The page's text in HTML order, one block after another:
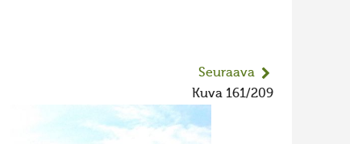
Seuraava
Kuva 161/209